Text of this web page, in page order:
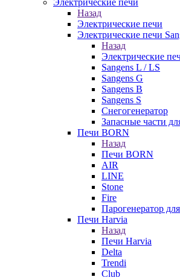
Электрические печи
Назад
Электрические печи
Электрические печи
Назад
Электрические
Sangens L / LS
Sangens G
Sangens B
Sangens S
Снегогенератор
Запасные части
Печи BORN
Назад
Печи BORN
AIR
LINE
Stone
Fire
Парогенератор
Печи Harvia
Назад
Печи Harvia
Delta
Trendi
Club